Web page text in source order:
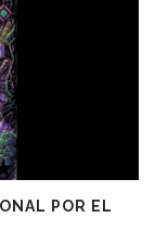
POR EL